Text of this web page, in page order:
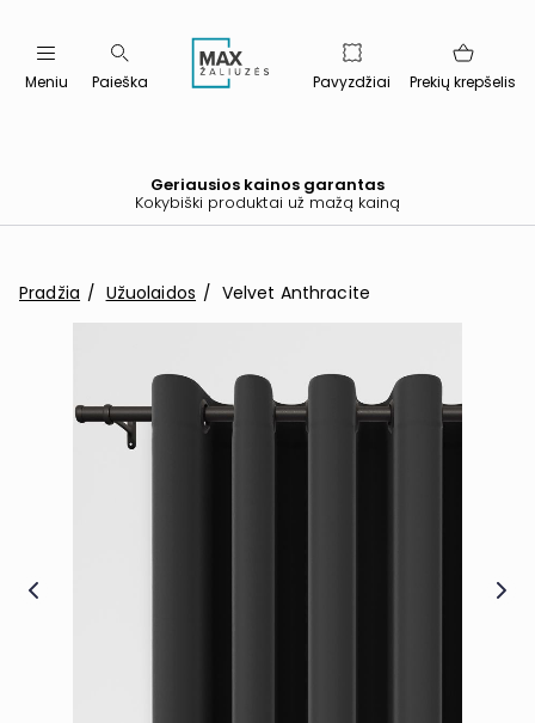
Meniu Paieška Pavyzdžiai Prekių krepšelis
Geriausios kainos garantas
Kokybiški produktai už mažą kainą
Pradžia Užuolaidos Velvet Anthracite